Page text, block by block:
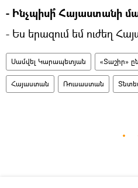
- Ինչպիսի՞ Հայաստանի
- Ես երազում եմ ուժեղ
Սամվել Կարապետյան «Տաշիր»
Հայաստան Ռուսաստան